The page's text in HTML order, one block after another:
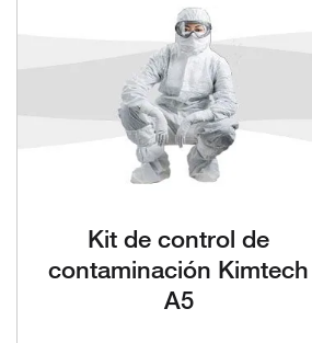
Kit de control de
contaminación Kimtech
A5